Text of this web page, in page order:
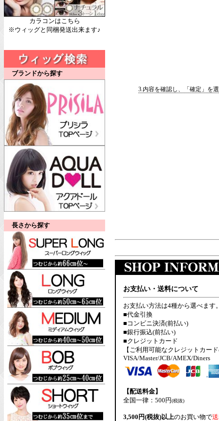
カラコンはこちら
※ウィッグと同梱発送出来ます♪
ブランドから探す
長さから探す
3.内容を確認し、「確定」を
お支払い・送料について
お支払い方法は4種から選べます
■代金引換
■コンビニ決済(前払い)
■銀行振込(前払い)
■クレジットカード
【ご利用可能なクレジットカー
VISA/Master/JCB/AMEX/Diners
【配送料金】
全国一律：500円(税抜)
3,500円(税抜)以上のお買い物で